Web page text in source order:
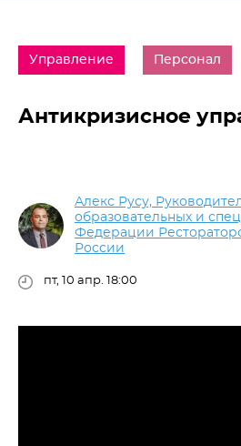
Управление Персонал
Антикризисное
Алекс Русу,
образовательных и
Федерации
России
пт, 10 апр. 18:00